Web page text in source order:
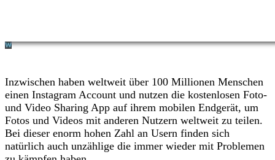
Inzwischen haben weltweit über 100 Millionen Menschen
einen Instagram Account und nutzen die kostenlosen Foto-
und Video Sharing App auf ihrem mobilen Endgerät, um
Fotos und Videos mit anderen Nutzern weltweit zu teilen.
Bei dieser enorm hohen Zahl an Usern finden sich
natürlich auch unzählige die immer wieder mit Problemen